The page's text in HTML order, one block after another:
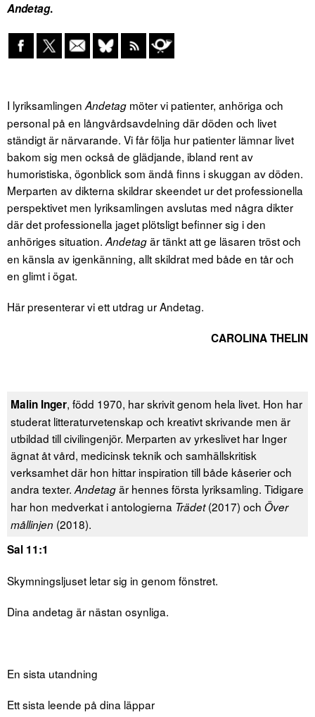
Andetag.
I lyriksamlingen Andetag möter vi patienter, anhöriga och
personal på en långvårdsavdelning där döden och livet
ständigt är närvarande. Vi får följa hur patienter lämnar livet
bakom sig men också de glädjande, ibland rent av
humoristiska, ögonblick som ändå finns i skuggan av döden.
Merparten av dikterna skildrar skeendet ur det professionella
perspektivet men lyriksamlingen avslutas med några dikter
där det professionella jaget plötsligt befinner sig i den
anhöriges situation. Andetagär tänkt att ge läsaren tröst och
en känsla av igenkänning, allt skildrat med både en tår och
en glimt i ögat.
Här presenterar vi ett utdrag ur Andetag.
CAROLINA THELIN
Malin Inger, född 1970, har skrivit genom hela livet. Hon har
studerat litteraturvetenskap och kreativt skrivande men är
utbildad till civilingenjör. Merparten av yrkeslivet har Inger
ägnat åt vård, medicinsk teknik och samhällskritisk
verksamhet där hon hittar inspiration till både kåserier och
andra texter. Andetagär hennes första lyriksamling. Tidigare
har hon medverkat i antologierna Trädet(2017) och Över
mållinjen (2018).
Sal 11:1
Skymningsljuset letar sig in genom fönstret.
Dina andetag är nästan osynliga.
En sista utandning
Ett sista leende på dina läppar